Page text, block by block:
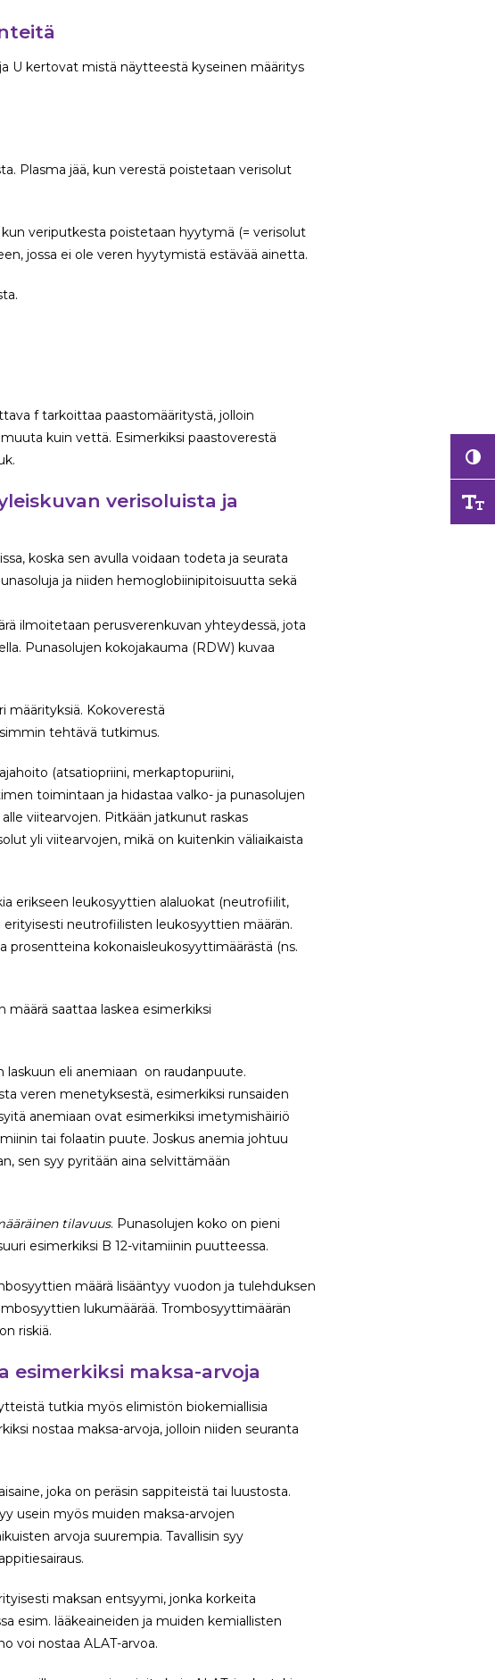
U kertovat mistä näytteestä kyseinen määritys
Plasma jää, kun verestä poistetaan verisolut
kun veriputkesta poistetaan hyytymä (= verisolut
jossa ei ole veren hyytymistä estävää ainetta.
f tarkoittaa paastomääritystä, jolloin
kuin vettä. Esimerkiksi paastoverestä
verisoluista ja
koska sen avulla voidaan todeta ja seurata
ja niiden hemoglobiinipitoisuutta sekä
ilmoitetaan perusverenkuvan yhteydessä, jota
Punasolujen kokojakauma (RDW) kuvaa
Kokoverestä
tehtävä tutkimus.
(atsatiopriini, merkaptopuriini,
toimintaan ja hidastaa valko- ja punasolujen
viitearvojen. Pitkään jatkunut raskas
yli viitearvojen, mikä on kuitenkin väliaikaista
erikseen leukosyyttien alaluokat (neutrofiilit,
neutrofiilisten leukosyyttien määrän.
kokonaisleukosyyttimäärästä (ns.
määrä saattaa laskea esimerkiksi
laskuun eli anemiaan on raudanpuute.
veren menetyksestä, esimerkiksi runsaiden
anemiaan ovat esimerkiksi imetymishäiriö
tai folaatin puute. Joskus anemia johtuu
sen syy pyritään aina selvittämään
tilavuus. Punasolujen koko on pieni
esimerkiksi B 12-vitamiinin puutteessa.
määrä lisääntyy vuodon ja tulehduksen
lukumäärää. Trombosyyttimäärän
riskiä.
esimerkiksi maksa-arvoja
tutkia myös elimistön biokemiallisia
nostaa maksa-arvoja, jolloin niiden seuranta
joka on peräsin sappiteistä tai luustosta.
usein myös muiden maksa-arvojen
arvoja suurempia. Tavallisin syy
maksan entsyymi, jonka korkeita
esim. lääkeaineiden ja muiden kemiallisten
voi nostaa ALAT-arvoa.